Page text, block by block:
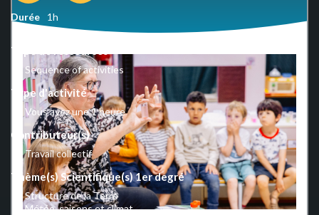
Durée 1h
Type de ressources
Sequence of activities
Type d'activité
Vous avez une 1 heure
Contributeur(s)
Travail collectif
Thème(s) Scientifique(s) 1er degré
Structure de la Terre
Météo, saisons et climat